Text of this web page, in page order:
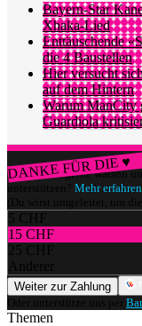
Bayern-Star
Xhaka-Lied
Enttäuschende
die 4 Baustellen
Hier versucht
auf dem Hintern
Warum ManCity
Guardiola
DANKE FÜR DIE ♥
Würdest du gerne watson
unterstützen? Mehr erfahren
(Du wirst umgeleitet, um
5 CHF
15 CHF
25 CHF
Anderer
Weiter zur Zahlung
Oder unterstütze uns per
Themen